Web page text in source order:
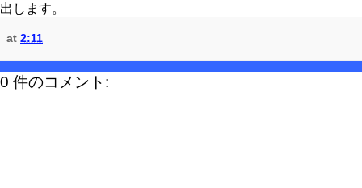
出します。
at 2:11
0 件のコメント: